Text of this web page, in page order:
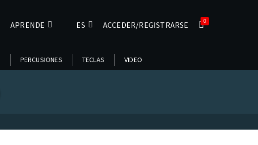
APRENDE ES ACCEDER/REGISTRARSE 0
PERCUSIONES TECLAS VIDEO